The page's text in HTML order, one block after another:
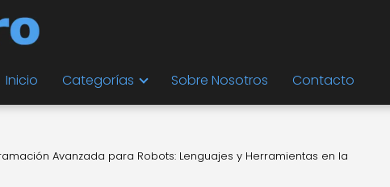
Inicio Categorías Sobre Nosotros Contacto
Avanzada para Robots: Lenguajes y Herramientas en la